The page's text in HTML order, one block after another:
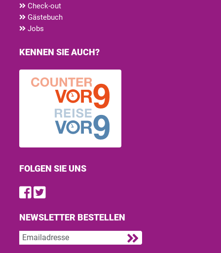
Check-out
Gästebuch
Jobs
KENNEN SIE AUCH?
FOLGEN SIE UNS
Find us on Facebook
Follow us on Twitter
NEWSLETTER BESTELLEN